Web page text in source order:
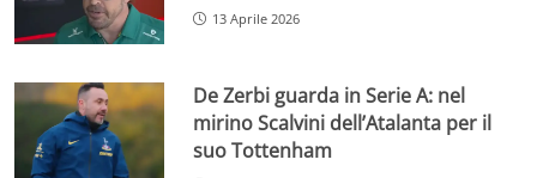
13 Aprile 2026
De Zerbi guarda in Serie A: nel
mirino Scalvini dell’Atalanta per il
suo Tottenham